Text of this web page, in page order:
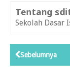
Tentang
Sekolah Dasar
Sebelumnya